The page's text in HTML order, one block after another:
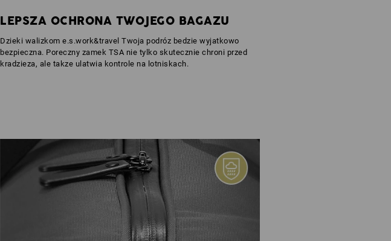
LEPSZA OCHRONA TWOJEGO BAGAZU
Dzieki walizkom e.s.work&travel Twoja podróz bedzie wyjatkowo
bezpieczna. Poreczny zamek TSA nie tylko skutecznie chroni przed
kradzieza, ale takze ulatwia kontrole na lotniskach.